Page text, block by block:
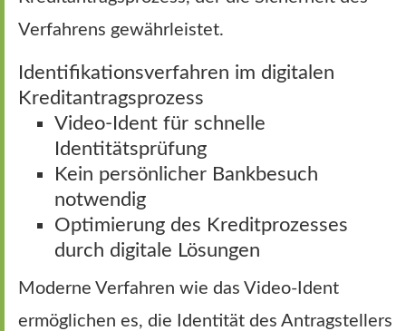
Verfahrens gewährleistet.
Identifikationsverfahren im digitalen
Kreditantragsprozess
Video-Ident für schnelle
Identitätsprüfung
Kein persönlicher Bankbesuch
notwendig
Optimierung des Kreditprozesses
durch digitale Lösungen
Moderne Verfahren wie das Video-Ident
ermöglichen es, die Identität des Antragstellers